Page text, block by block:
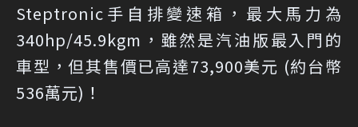
Steptronic手自排變速箱，最大馬力為
340hp/45.9kgm，雖然是汽油版最入門的
車型，但其售價已高達73,900美元 (約台幣
536萬元)！